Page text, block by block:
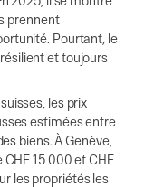
prennent
Pourtant, le
et toujours
les prix
estimées entre
biens. À Genève,
15 000 et CHF
les propriétés les